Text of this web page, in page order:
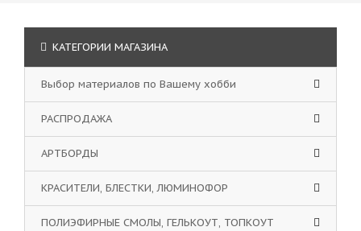
КАТЕГОРИИ МАГАЗИНА
Выбор материалов по Вашему хобби
РАСПРОДАЖА
АРТБОРДЫ
КРАСИТЕЛИ, БЛЕСТКИ, ЛЮМИНОФОР
ПОЛИЭФИРНЫЕ СМОЛЫ, ГЕЛЬКОУТ, ТОПКОУТ